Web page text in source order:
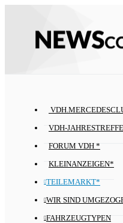
VDH-
FORUM VDH *
KLEINANZEIGEN*
TEILEMARKT*
WIR SIND
FAHRZEUGTYPEN